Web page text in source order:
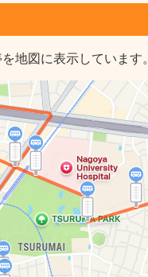
地図に表示しています。